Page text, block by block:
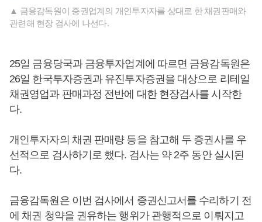
▲ 금융감독원이 증권업계의 개인투자자를 상대로 한 채권판매와
관련해 현장 검사에 나선다.
25일 금융당국과 금융투자업계에 따르면 금융감독원은
26일 한국투자증권과 유진투자증권을 대상으로 리테일
채권영업과 판매과정 전반에 대한 현장검사를 시작한
다.
개인투자자의 채권 판매량 등을 참고해 두 증권사를 우
선적으로 검사하기로 했다. 검사는 약 2주 동안 실시된
다.
금융감독원은 이번 검사에서 증권신고서를 수리하기 전
에 채권 청약을 권유하는 행위가 관행적으로 이뤄지고